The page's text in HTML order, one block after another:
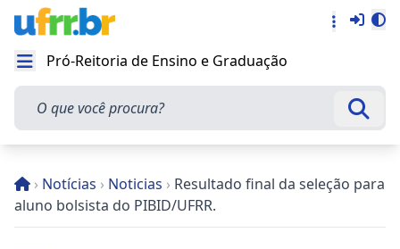
Abrir menu
Pró-Reitoria de Ensino e Graduação
O que você procura?
› Notícias › Noticias › Resultado final da seleção para
aluno bolsista do PIBID/UFRR.